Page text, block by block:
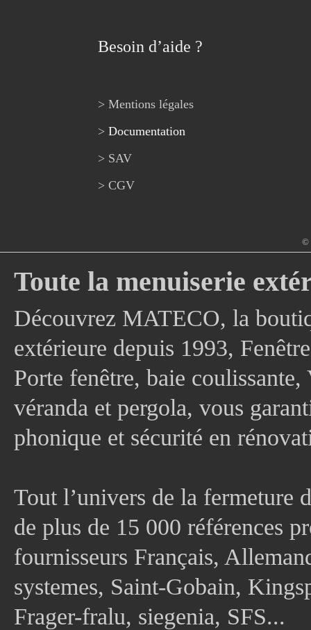
Besoin d’aide ?
> Mentions légales
> Documentation
> SAV
> CGV
©
Toute la menuiserie
Découvrez MATECO, la
extérieure depuis 1993,
Porte fenêtre, baie
véranda et pergola, vous
phonique et sécurité en
Tout l’univers de la fermeture
de plus de 15 000 références
fournisseurs Français,
systemes, Saint-Gobain,
Frager-fralu, siegenia, SFS...